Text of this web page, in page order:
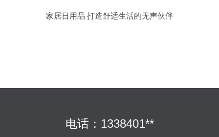
家居日用品 打造舒适生活的无声伙伴
电话：1338401**